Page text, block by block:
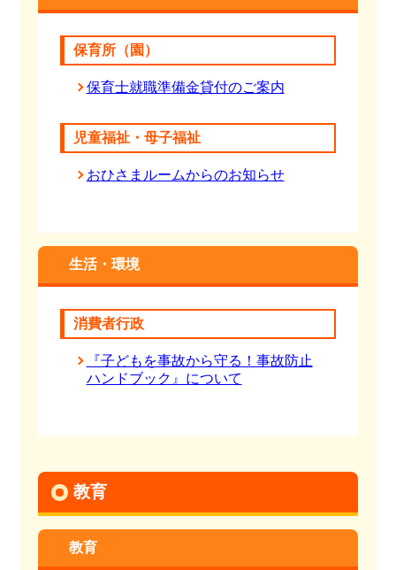
保育所（園）
保育士就職準備金貸付のご案内
児童福祉・母子福祉
おひさまルームからのお知らせ
生活・環境
消費者行政
『子どもを事故から守る！事故防止
ハンドブック』について
教育
教育